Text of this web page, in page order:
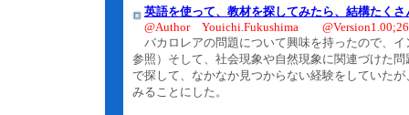
英語を使って、教材を探してみたら、結構たく
@Author Youichi.Fukushima
バカロレアの問題について興味を持ったので、
参照）そして、社会現象や自然現象に関連づけた
で探して、なかなか見つからない経験をしていた
みることにした。